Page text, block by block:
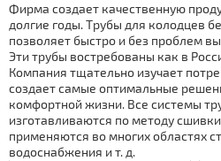
Фирма создает качественную
долгие годы. Тpубы для колодцев
позволяет быстро и без проблем
Эти тpубы востребованы как в
Компания тщательно изучает
создает самые оптимальные
комфортной жизни. Все системы
изготавливаются по методу
применяются во многих областях
вoдoснaбжения и т. д.